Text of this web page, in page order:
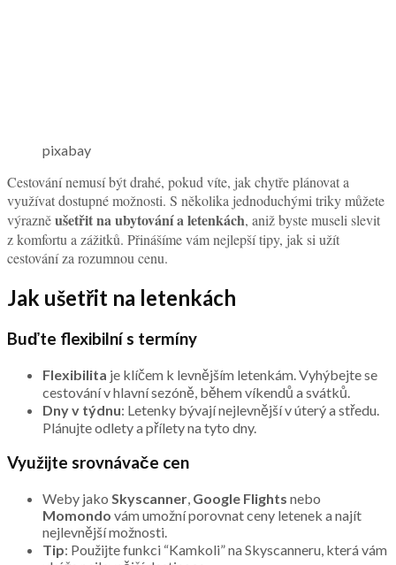
pixabay
Cestování nemusí být drahé, pokud víte, jak chytře plánovat a
využívat dostupné možnosti. S několika jednoduchými triky můžete
výrazněušetřit naubytování a letenkách, aniž byste museli slevit
z komfortu a zážitků. Přinášíme vám nejlepší tipy, jak si užít
cestování za rozumnou cenu.
Jak ušetřit na letenkách
Buďte flexibilní s termíny
Flexibilita je klíčem k levnějším letenkám. Vyhýbejte se
cestování v hlavní sezóně, během víkendů a svátků.
Dny v týdnu: Letenky bývají nejlevnější v úterý a středu.
Plánujte odlety a přílety na tyto dny.
Využijte srovnávače cen
Weby jako Skyscanner, Google Flights nebo
Momondo vám umožní porovnat ceny letenek a najít
nejlevnější možnosti.
Tip: Použijte funkci “Kamkoli” na Skyscanneru, která vám